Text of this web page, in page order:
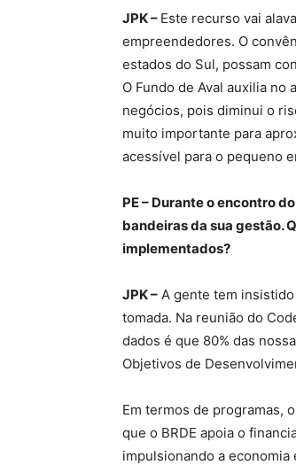
JPK – Este recurso vai
empreendedores. O
estados do Sul, possam
O Fundo de Aval auxilia
negócios, pois diminui o
muito importante para
acessível para o pequeno
PE – Durante o encontro
bandeiras da sua gestão.
implementados?
JPK – A gente tem
tomada. Na reunião do
dados é que 80% das
Objetivos de
Em termos de programas,
que o BRDE apoia o
impulsionando a economia